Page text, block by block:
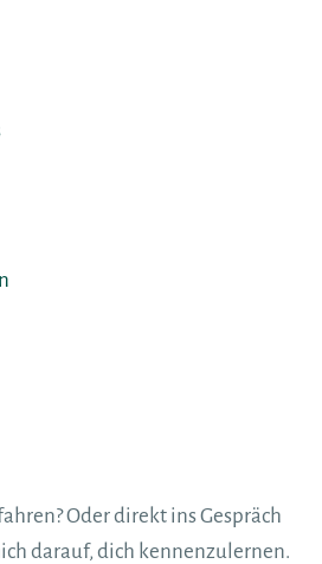
Oder direkt ins Gespräch
darauf, dich kennenzulernen.